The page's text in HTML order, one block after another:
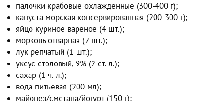
палочки крабовые охлажденные (300-400 г);
капуста морская консервированная (200-300 г);
яйцо куриное вареное (4 шт.);
морковь отварная (2 шт.);
лук репчатый (1 шт.);
уксус столовый, 9% (2 ст. л.);
сахар (1 ч. л.);
вода питьевая (200 мл);
майонез/сметана/йогурт (150 г);